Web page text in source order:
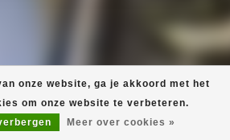
onze website, ga je akkoord met het
om onze website te verbeteren.
Meer over cookies »